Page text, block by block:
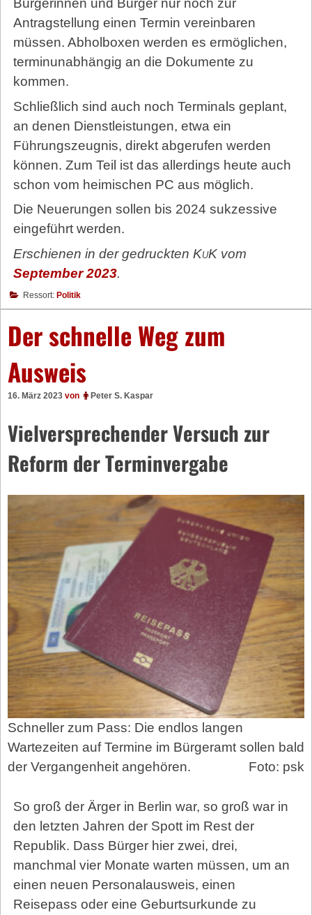
Bürgerinnen und Bürger nur noch zur
Antragstellung einen Termin vereinbaren
müssen. Abholboxen werden es ermöglichen,
terminunabhängig an die Dokumente zu
kommen.
Schließlich sind auch noch Terminals geplant,
an denen Dienst­leis­tun­gen, etwa ein
Führungszeugnis, direkt abgerufen werden
können. Zum Teil ist das allerdings heute auch
schon vom heimischen PC aus möglich.
Die Neuerungen sollen bis 2024 sukzessive
eingeführt werden.
Erschienen in der gedruckten KuKvom
September 2023.
Ressort: Politik
Der schnelle Weg zum
Ausweis
16. März 2023 von Peter S. Kaspar
Vielversprechender Versuch zur
Reform der Terminvergabe
Schneller zum Pass: Die endlos langen
Wartezeiten auf Termine im Bürgeramt sollen bald
der Vergangenheit angehören.
Foto: psk
So groß der Ärger in Berlin war, so groß war in
den letzten Jahren der Spott im Rest der
Republik. Dass Bürger hier zwei, drei,
manchmal vier Monate warten müssen, um an
einen neuen Personalausweis, einen
Reisepass oder eine Geburtsurkunde zu